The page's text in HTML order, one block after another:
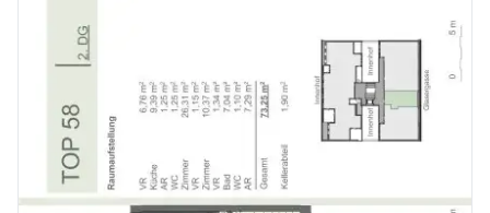
Top 10 47,90 m²
Top 11+12 69,73 m²
Nebenkosten bei Kauf:
3,5% Grunderwerbsteuer; 1,1% Grundbucheintrag; Vertragserrichtung/Treuhandschaft: 1,8 % zuzüglich 20% USt und Barauslagen, zuzüglich 0,5% bei Fremdfinanzierung mit KV-Erstellung und Treuhandschaft durch Kanzlei Dr Briem / Mag Malburg. Veranlassung des GB-Eintrages; 3% Vermittlungsprovision zuzügl. Ust. die bei Annahme des Kaufanbots direkt fällig wird, da wir in Vorleistung treten, ggf. Finanzierungskosten und Gebühren der Bank oder des Kreditinstitutes, sofern erforderlich.
Doppelmaklertätigkeit:
Wir, (die REM-Immobilienmakler & Co. KG), informieren Sie darüber, dass wir bei diesem Objekt eine Doppelmaklertätigkeit ausüben (§ 5 Abs. 3 MaklerG).